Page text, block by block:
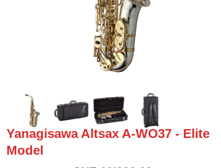
Yanagisawa Altsax A-WO37 - Elite
Model